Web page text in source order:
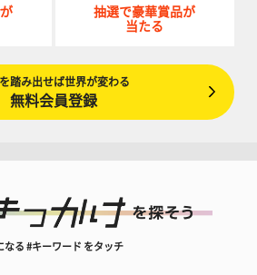
抽選で豪華賞品が
当たる
踏み出せば世界が変わる
無料会員登録
なる #キーワード をタッチ